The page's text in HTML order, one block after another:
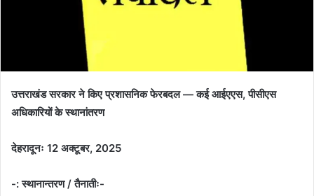
उत्तराखंड सरकार ने किए प्रशासनिक फेरबदल — कई आईएएस, पीसीएस
अधिकारियों के स्थानांतरण
देहरादूनः 12 अक्टूबर, 2025
-: स्थानान्तरण / तैनातीः-